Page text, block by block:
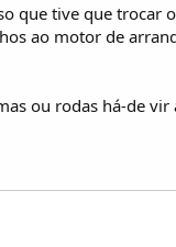
que tive que
ao motor de
ou rodas há-de vir